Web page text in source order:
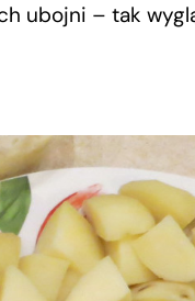
ubojni – tak